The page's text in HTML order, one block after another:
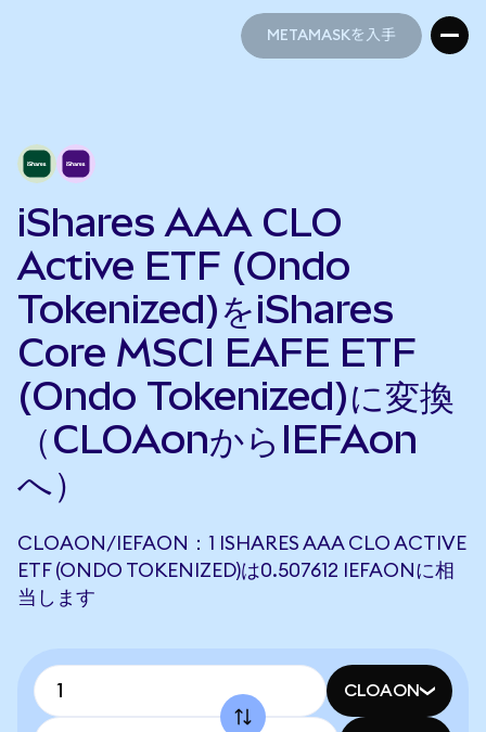
METAMASKを入手
iShares AAA CLO
Active ETF (Ondo
Tokenized)をiShares
Core MSCI EAFE ETF
(Ondo Tokenized)に変換
（CLOAonからIEFAon
へ）
CLOAON/IEFAON：1 ISHARES AAA CLO ACTIVE
ETF (ONDO TOKENIZED)は0.507612 IEFAONに相
当します
CLOAON